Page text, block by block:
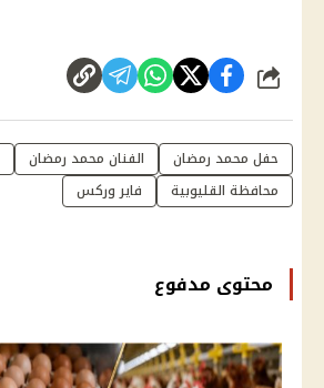
شارك
حفل محمد رمضان الفنان محمد رمضان
محافظة القليوبية
فاير وركس
محتوى مدفوع